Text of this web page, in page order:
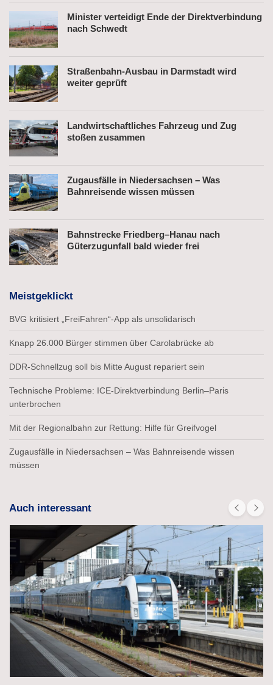
Minister verteidigt Ende der Direktverbindung
nach Schwedt
Straßenbahn-Ausbau in Darmstadt wird
weiter geprüft
Landwirtschaftliches Fahrzeug und Zug
stoßen zusammen
Zugausfälle in Niedersachsen – Was
Bahnreisende wissen müssen
Bahnstrecke Friedberg–Hanau nach
Güterzugunfall bald wieder frei
Meistgeklickt
BVG kritisiert „FreiFahren“-App als unsolidarisch
Knapp 26.000 Bürger stimmen über Carolabrücke ab
DDR-Schnellzug soll bis Mitte August repariert sein
Technische Probleme: ICE-Direktverbindung Berlin–Paris
unterbrochen
Mit der Regionalbahn zur Rettung: Hilfe für Greifvogel
Zugausfälle in Niedersachsen – Was Bahnreisende wissen
müssen
Auch interessant